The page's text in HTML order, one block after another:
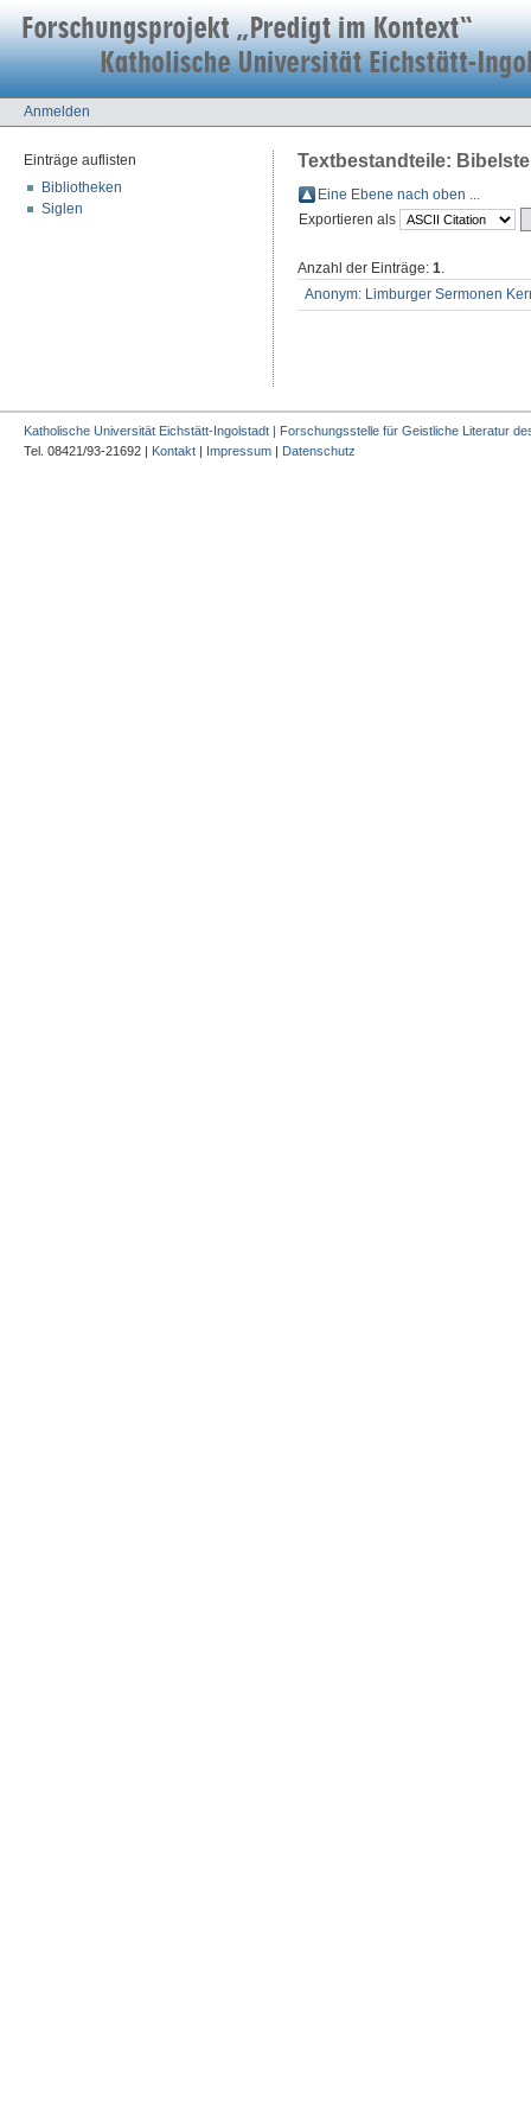
Anmelden
Einträge auflisten
Bibliotheken
Siglen
Textbestandteile:
Eine Ebene nach oben ...
Exportieren als
Anzahl der Einträge: 1.
Anonym: Limburger Sermonen
Katholische Universität Eichstätt-Ingolstadt | Forschungsstelle für Geistliche Literatur
Tel. 08421/93-21692 | Kontakt | Impressum | Datenschutz